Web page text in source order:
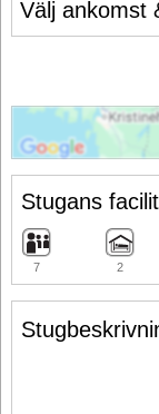
Välj ankomst
Stugans
7 2